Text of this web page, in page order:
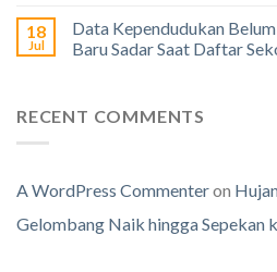
18
Jul
Data Kependudukan
Baru Sadar Saat Daftar
RECENT COMMENTS
A WordPress Commenteron
Gelombang Naik hingga Sepekan